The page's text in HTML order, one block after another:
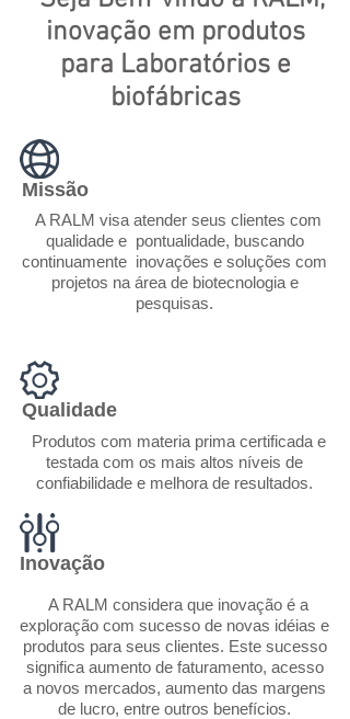
inovação em produtos
para Laboratórios e
biofábricas
Missão
A RALM visa atender seus clientes com
qualidade e pontualidade, buscando
continuamente inovações e soluções com
projetos na área de biotecnologia e
pesquisas.
Qualidade
Produtos com materia prima certificada e
testada com os mais altos níveis de
confiabilidade e melhora de resultados.
Inovação
A RALM considera que inovação é a
exploração com sucesso de novas idéias e
produtos para seus clientes. Este sucesso
significa aumento de faturamento, acesso
a novos mercados, aumento das margens
de lucro, entre outros benefícios.